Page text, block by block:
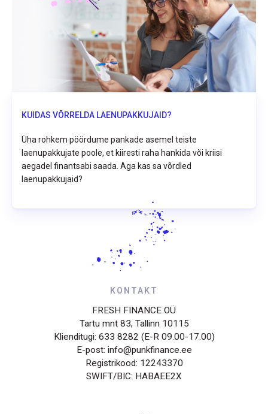
KUIDAS VÕRRELDA LAENUPAKKUJAID?
Üha rohkem pöördume pankade asemel teiste
laenupakkujate poole, et kiiresti raha hankida või kriisi
aegadel finantsabi saada. Aga kas sa võrdled
laenupakkujaid?
KONTAKT
FRESH FINANCE OÜ
Tartu mnt 83, Tallinn 10115
Klienditugi: 633 8282 (E-R 09.00-17.00)
E-post: info@punkfinance.ee
Registrikood: 12243370
SWIFT/BIC: HABAEE2X